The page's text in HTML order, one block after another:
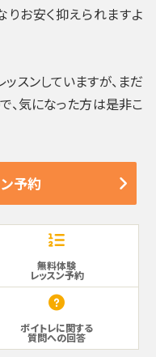
お安く抑えられますよ
スンしていますが、まだ
、気になった方は是非こ
予約
無料体験
レッスン予約
ボイトレに関する
質問への回答